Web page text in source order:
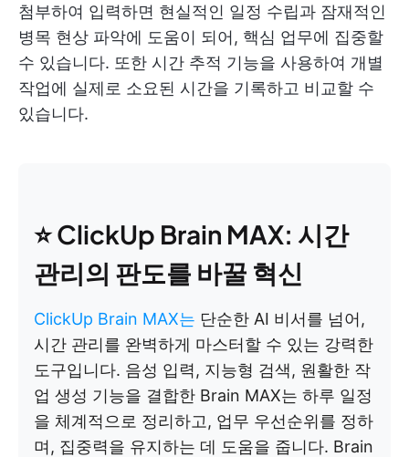
첨부하여 입력하면 현실적인 일정 수립과 잠재적인
병목 현상 파악에 도움이 되어, 핵심 업무에 집중할
수 있습니다. 또한 시간 추적 기능을 사용하여 개별
작업에 실제로 소요된 시간을 기록하고 비교할 수
있습니다.
⭐ ClickUp Brain MAX: 시간
관리의 판도를 바꿀 혁신
ClickUp Brain MAX는 단순한 AI 비서를 넘어,
시간 관리를 완벽하게 마스터할 수 있는 강력한
도구입니다. 음성 입력, 지능형 검색, 원활한 작
업 생성 기능을 결합한 Brain MAX는 하루 일정
을 체계적으로 정리하고, 업무 우선순위를 정하
며, 집중력을 유지하는 데 도움을 줍니다. Brain